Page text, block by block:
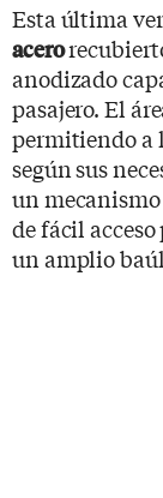
Esta última
acero
anodizado
pasajero. El
permitiendo a
según sus
un mecanismo
de fácil
un amplio